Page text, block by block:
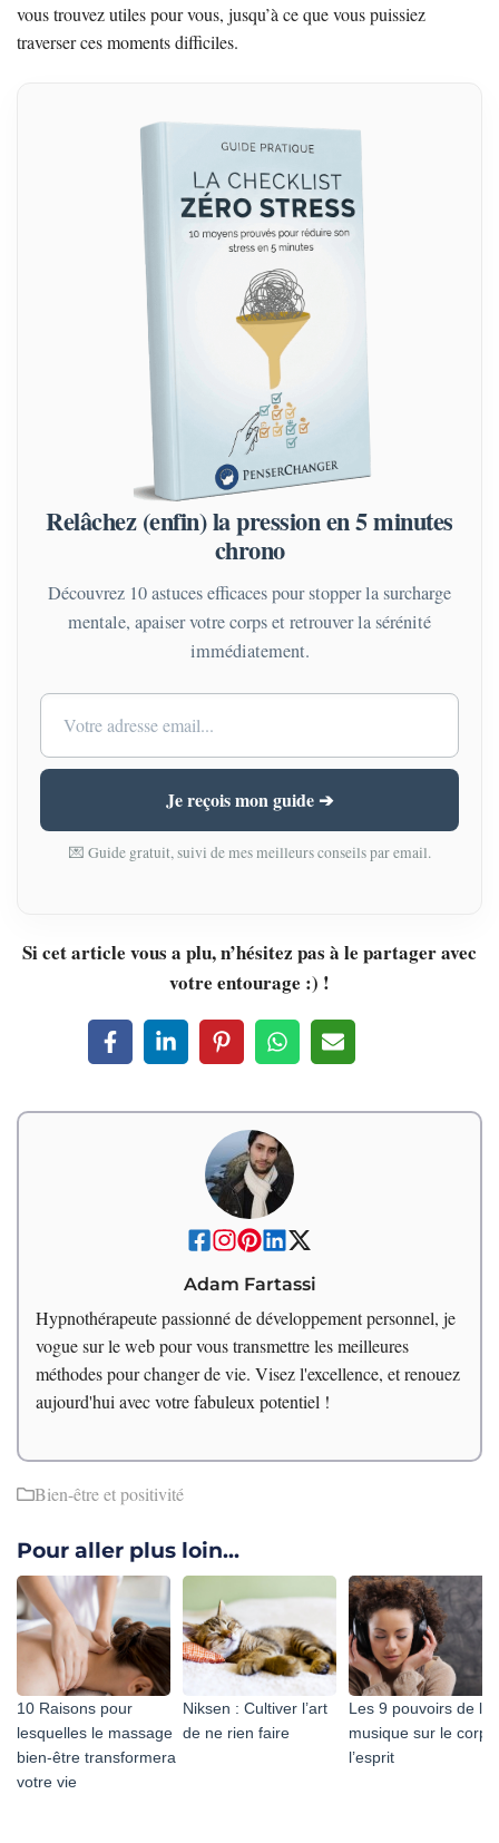
vous trouvez utiles pour vous, jusqu’à ce que vous puissiez
traverser ces moments difficiles.
Relâchez (enfin) la pression en 5 minutes
chrono
Découvrez 10 astuces efficaces pour stopper la surcharge
mentale, apaiser votre corps et retrouver la sérénité
immédiatement.
Je reçois mon guide ➔
💌 Guide gratuit, suivi de mes meilleurs conseils par email.
Si cet article vous a plu, n’hésitez pas à le partager avec
votre entourage :) !
Adam Fartassi
Hypnothérapeute passionné de développement personnel, je
vogue sur le web pour vous transmettre les meilleures
méthodes pour changer de vie. Visez l'excellence, et renouez
aujourd'hui avec votre fabuleux potentiel !
Bien-être et positivité
Pour aller plus loin...
10 Raisons pour
lesquelles le massage
bien-être transformera
votre vie
Niksen : Cultiver l’art
de ne rien faire
Les 9 pouvoirs de la
musique sur le corps
l’esprit